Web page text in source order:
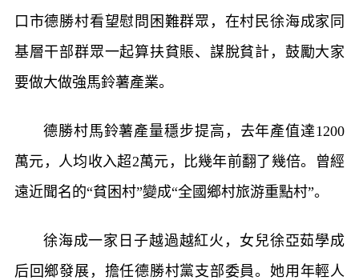
口市德勝村看望慰問困難群眾，在村民徐海成家同
基層干部群眾一起算扶貧賬、謀脫貧計，鼓勵大家
要做大做強馬鈴薯產業。
德勝村馬鈴薯產量穩步提高，去年產值達1200
萬元，人均收入超2萬元，比幾年前翻了幾倍。曾經
遠近聞名的“貧困村”變成“全國鄉村旅游重點村”。
徐海成一家日子越過越紅火，女兒徐亞茹學成
后回鄉發展，擔任德勝村黨支部委員。她用年輕人